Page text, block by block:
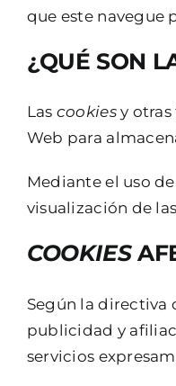
que este navegue
¿QUÉ SON
Las cookiesy
Web para
Mediante el uso
visualización de
COOKIES
Según la directiva
publicidad y
servicios